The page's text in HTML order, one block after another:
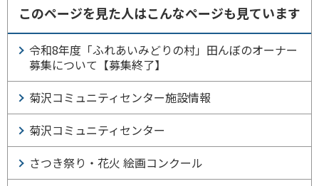
このページを見た人はこんなページも見ています
令和8年度「ふれあいみどりの村」田んぼのオーナー
募集について【募集終了】
菊沢コミュニティセンター施設情報
菊沢コミュニティセンター
さつき祭り・花火 絵画コンクール